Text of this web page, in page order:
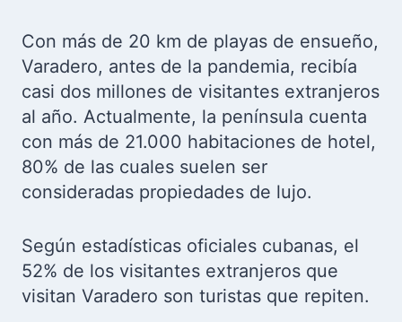
Con más de 20 km de playas de ensueño,
Varadero, antes de la pandemia, recibía
casi dos millones de visitantes extranjeros
al año. Actualmente, la península cuenta
con más de 21.000 habitaciones de hotel,
80% de las cuales suelen ser
consideradas propiedades de lujo.
Según estadísticas oficiales cubanas, el
52% de los visitantes extranjeros que
visitan Varadero son turistas que repiten.